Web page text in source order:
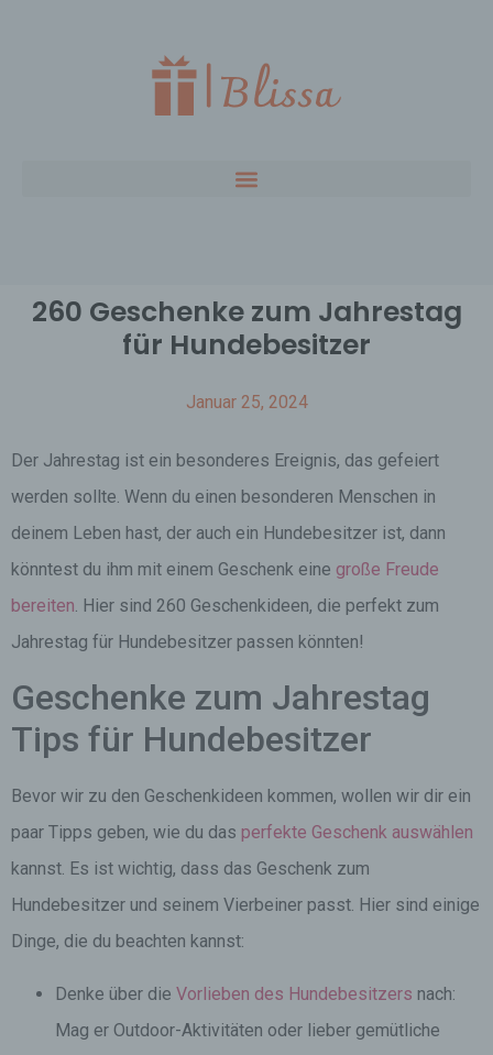
260 Geschenke zum Jahrestag
für Hundebesitzer
Januar 25, 2024
Der Jahrestag ist ein besonderes Ereignis, das gefeiert
werden sollte. Wenn du einen besonderen Menschen in
deinem Leben hast, der auch ein Hundebesitzer ist, dann
könntest du ihm mit einem Geschenk eine große Freude
bereiten. Hier sind 260 Geschenkideen, die perfekt zum
Jahrestag für Hundebesitzer passen könnten!
Geschenke zum Jahrestag
Tips für Hundebesitzer
Bevor wir zu den Geschenkideen kommen, wollen wir dir ein
paar Tipps geben, wie du das perfekte Geschenk auswählen
kannst. Es ist wichtig, dass das Geschenk zum
Hundebesitzer und seinem Vierbeiner passt. Hier sind einige
Dinge, die du beachten kannst:
Denke über die Vorlieben des Hundebesitzers nach:
Mag er Outdoor-Aktivitäten oder lieber gemütliche